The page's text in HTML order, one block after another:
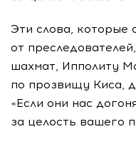
Эти слова, которые
от
шахмат, Ипполиту
по прозвищу Киса,
«Если они нас
за целость вашего